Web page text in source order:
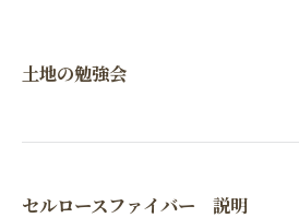
土地の勉強会
セルロースファイバー 説明